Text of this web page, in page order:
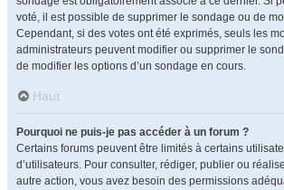
voté, il est possible de supprimer le sondage ou de
Cependant, si des votes ont été exprimés, seuls les
administrateurs peuvent modifier ou supprimer le
de modifier les options d’un sondage en cours.
Haut
Pourquoi ne puis-je pas accéder à un forum ?
Certains forums peuvent être limités à certains
d’utilisateurs. Pour consulter, rédiger, publier ou
autre action, vous avez besoin des permissions